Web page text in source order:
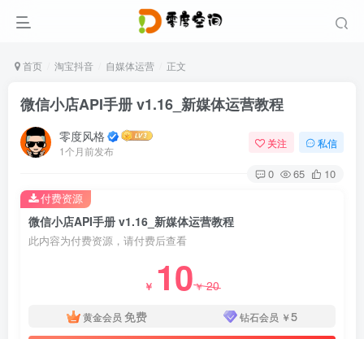
首页 淘宝抖音 自媒体运营 正文
微信小店API手册 v1.16_新媒体运营教程
零度风格
1个月前发布
关注 私信
0 65 10
微信小店API手册 v1.16_新媒体运营教程
此内容为付费资源，请付费后查看
￥ 10￥20
黄金会员 免费 钻石会员 ￥5
付费资源